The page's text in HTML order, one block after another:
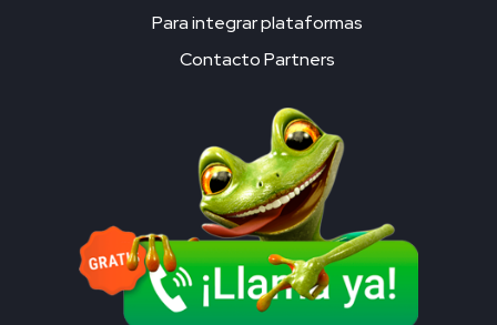
Para integrar plataformas
Contacto Partners